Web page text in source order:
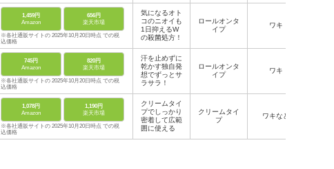
1,459円
Amazon
656円
楽天市場
※各社通販サイトの 2025年10月20日時点 での税
込価格
気になるオト
コのニオイも
1日抑えるW
の殺菌処方！
ロールオンタ
イプ
ワキ
745円
Amazon
820円
楽天市場
※各社通販サイトの 2025年10月20日時点 での税
込価格
汗を止めずに
乾かす独自発
想でずっとサ
ラサラ！
ロールオンタ
イプ
ワキ
1,078円
Amazon
1,190円
楽天市場
※各社通販サイトの 2025年10月20日時点 での税
込価格
クリームタイ
プでしっかり
密着して広範
囲に使える
クリームタイ
プ
ワキなど